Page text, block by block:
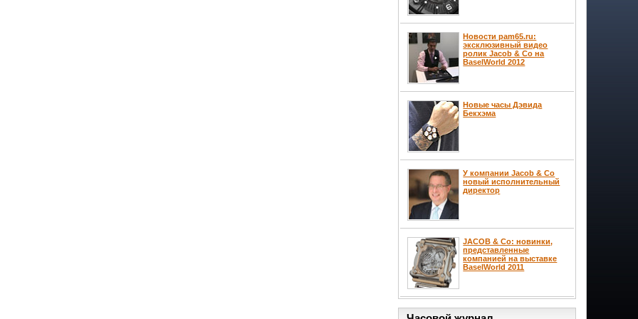
Новости pam65.ru:
эксклюзивный видео
ролик Jacob & Co на
BaselWorld 2012
Новые часы Дэвида
Бекхэма
У компании Jacob & Co
новый исполнительный
директор
JACOB & Co: новинки,
представленные
компанией на выставке
BaselWorld 2011